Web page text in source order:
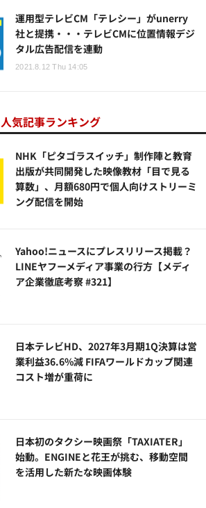
運用型テレビCM「テレシー」がunerry
社と提携・・・テレビCMに位置情報デジ
タル広告配信を連動
2021.8.12 Thu 14:05
人気記事ランキング
NHK「ピタゴラスイッチ」制作陣と教育
出版が共同開発した映像教材「目で見る
算数」、月額680円で個人向けストリーミ
ング配信を開始
Yahoo!ニュースにプレスリリース掲載？
LINEヤフーメディア事業の行方【メディ
ア企業徹底考察 #321】
日本テレビHD、2027年3月期1Q決算は営
業利益36.6%減 FIFAワールドカップ関連
コスト増が重荷に
日本初のタクシー映画祭「TAXIATER」
始動。ENGINEと花王が挑む、移動空間
を活用した新たな映画体験